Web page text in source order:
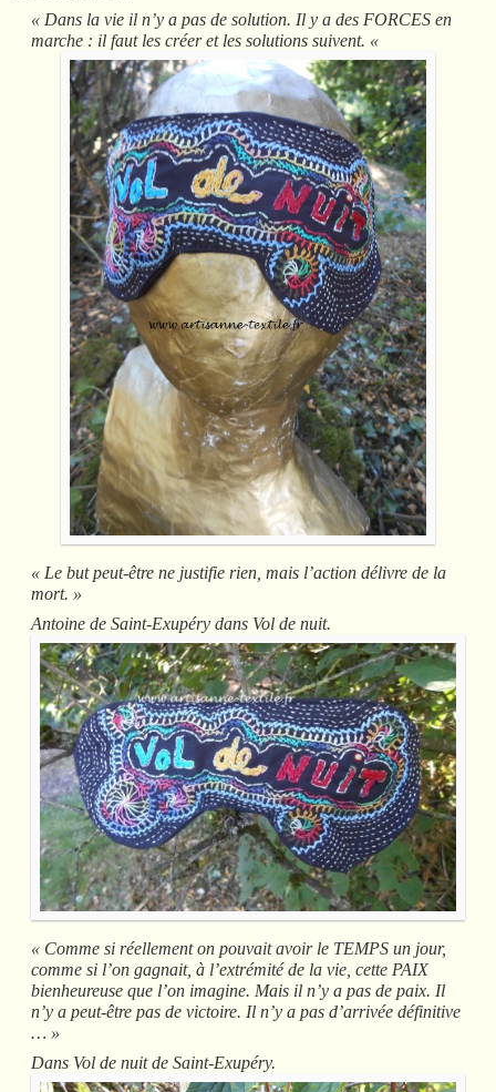
« Dans la vie il n’y a pas de solution. Il y a des FORCES en
marche : il faut les créer et les solutions suivent. «
« Le but peut-être ne justifie rien, mais l’action délivre de la
mort. »
Antoine de Saint-Exupéry dans Vol de nuit.
« Comme si réellement on pouvait avoir le TEMPS un jour,
comme si l’on gagnait, à l’extrémité de la vie, cette PAIX
bienheureuse que l’on imagine. Mais il n’y a pas de paix. Il
n’y a peut-être pas de victoire. Il n’y a pas d’arrivée définitive
… »
Dans Vol de nuit de Saint-Exupéry.